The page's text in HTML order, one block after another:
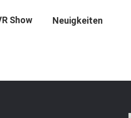
Show Neuigkeiten